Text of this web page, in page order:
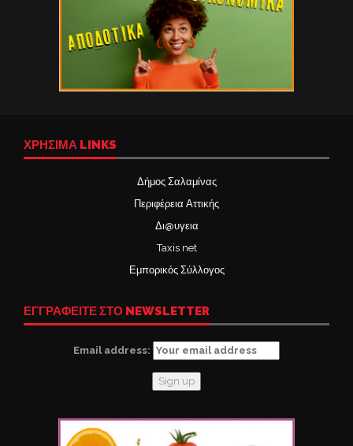
ΧΡΉΣΙΜΑ LINKS
Δήμος Σαλαμίνας
Περιφέρεια Αττικής
Δι@υγεια
Taxis net
Εμπορικός Σύλλογος
ΕΓΓΡΑΦΕΙΤΕ ΣΤΟ NEWSLETTER
Email address: